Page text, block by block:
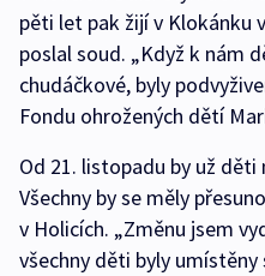
pěti let pak žijí v Klokánku
poslal soud. „Když k nám
chudáčkové, byly
Fondu ohrožených dětí
Od 21. listopadu by už
Všechny by se měly
v Holicích. „Změnu jsem
všechny děti byly umístěny